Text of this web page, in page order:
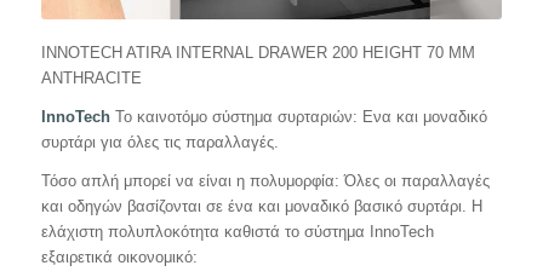
INNOTECH ATIRA INTERNAL DRAWER 200 HEIGHT 70 MM
ANTHRACITE
InnoTech Το καινοτόμο σύστημα συρταριών: Ενα και μοναδικό
συρτάρι για όλες τις παραλλαγές.
Τόσο απλή μπορεί να είναι η πολυμορφία: Όλες οι παραλλαγές
και οδηγών βασίζονται σε ένα και μοναδικό βασικό συρτάρι. Η
ελάχιστη πολυπλοκότητα καθιστά το σύστημα InnoTech
εξαιρετικά οικονομικό: